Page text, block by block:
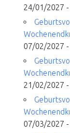
24/01/2027 -
07/02/2027 -
21/02/2027 -
07/03/2027 -